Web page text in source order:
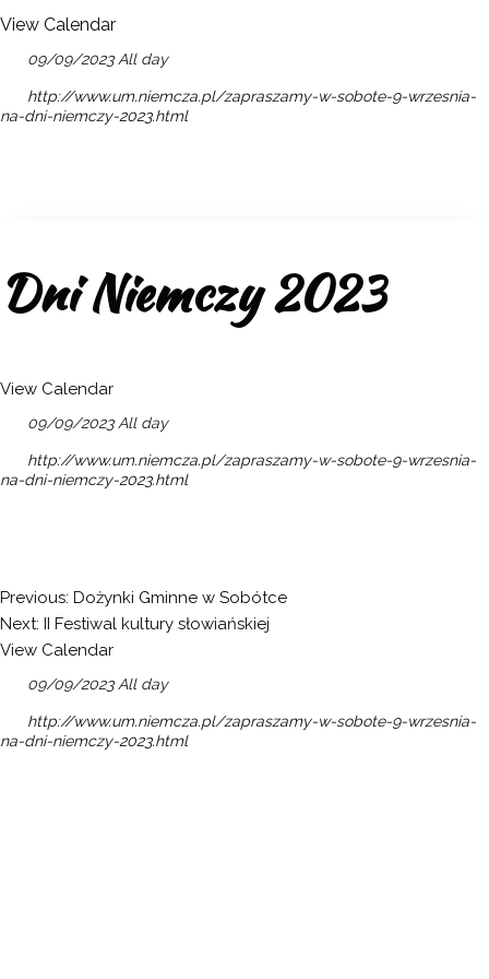
View Calendar
09/09/2023 All day
http://www.um.niemcza.pl/zapraszamy-w-sobote-9-wrzesnia-
na-dni-niemczy-2023.html
Dni Niemczy 2023
View Calendar
09/09/2023 All day
http://www.um.niemcza.pl/zapraszamy-w-sobote-9-wrzesnia-
na-dni-niemczy-2023.html
Nawigacja
wpisu
Previous: Dożynki Gminne w Sobótce
Next: II Festiwal kultury słowiańskiej
View Calendar
09/09/2023 All day
http://www.um.niemcza.pl/zapraszamy-w-sobote-9-wrzesnia-
na-dni-niemczy-2023.html